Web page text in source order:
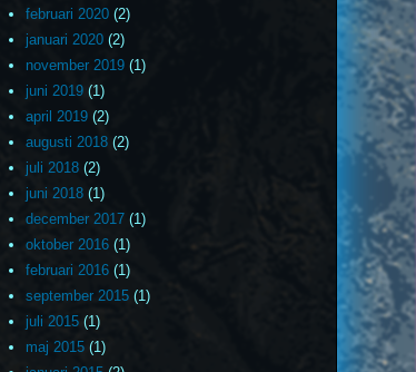
februari 2020(2)
januari 2020(2)
november 2019(1)
juni 2019(1)
april 2019(2)
augusti 2018(2)
juli 2018(2)
juni 2018(1)
december 2017(1)
oktober 2016(1)
februari 2016(1)
september 2015(1)
juli 2015(1)
maj 2015(1)